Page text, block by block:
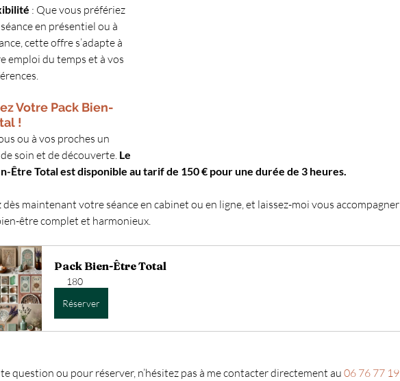
: Que vous préfériez
en présentiel ou à
cette offre s’adapte à
emploi du temps et à vos
Votre Pack Bien-
!
ou à vos proches un
soin et de découverte. Le
Être Total est disponible au tarif de 150 € pour une durée de 3 heures.
dès maintenant votre séance en cabinet ou en ligne, et laissez-moi vous accompagner
être complet et harmonieux.
Pack Bien-Être Total
180
Réserver
question ou pour réserver, n’hésitez pas à me contacter directement au 06 76 77 19